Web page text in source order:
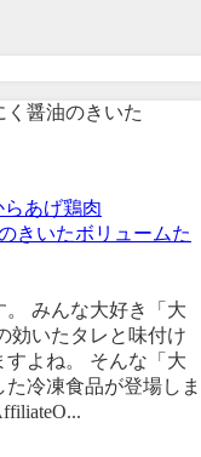
らあげ鶏肉
きいたボリュームた
みんな大好き「大
効いたタレと味付け
よね。 そんな「大
冷凍食品が登場しま